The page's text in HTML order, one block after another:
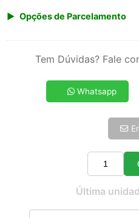
Opções de Parcelamento
2x de R$ 53,81
4x de R$ 27,71
5x de R$ 22,46
Tem Dúvidas? Fale
Whatsapp
Última